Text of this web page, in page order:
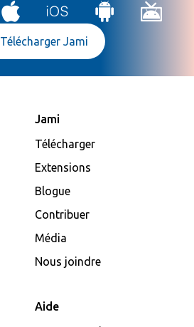
Télécharger Jami
Jami
Télécharger
Extensions
Blogue
Contribuer
Média
Nous joindre
Aide